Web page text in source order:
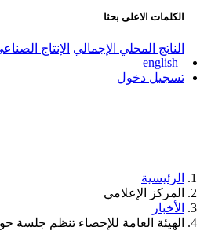
الكلمات الاعلى بحثا
الناتج المحلي الإجمالي الإنتاج
english
تسجيل دخول
الرئيسية
المركز الإعلامي
الأخبار
الهيئة العامة للإحصاء تنظم جلسة